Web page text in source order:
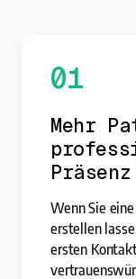
01
Mehr
Präsenz
Wenn Sie
erstellen
ersten